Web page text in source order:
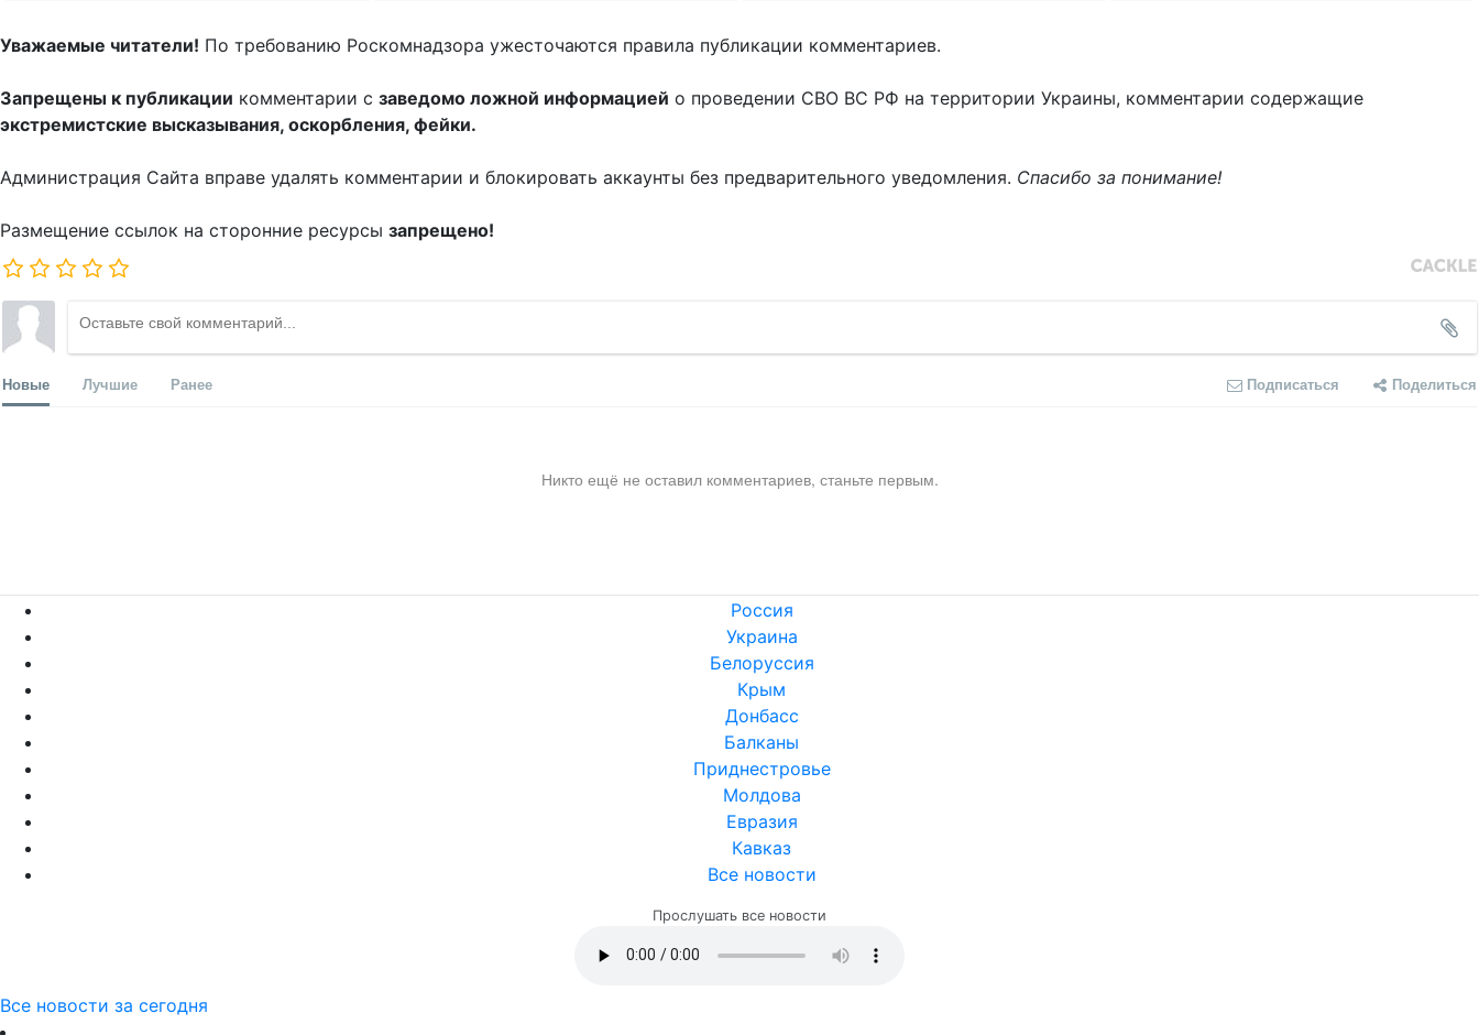
Уважаемые читатели! По требованию Роскомнадзора ужесточаются правила публикации комментариев.
Запрещены к публикации комментарии с заведомо ложной информацией о проведении СВО ВС РФ на территории Украины, комментарии содержащие
экстремистские высказывания, оскорбления, фейки.
Администрация Сайта вправе удалять комментарии и блокировать аккаунты без предварительного уведомления. Спасибо за понимание!
Размещение ссылок на сторонние ресурсы запрещено!
Новые Лучшие Ранее Подписаться Поделиться
Никто ещё не оставил комментариев, станьте первым.
Россия
Украина
Белоруссия
Крым
Донбасс
Балканы
Приднестровье
Молдова
Евразия
Кавказ
Все новости
Прослушать все новости
Все новости за сегодня